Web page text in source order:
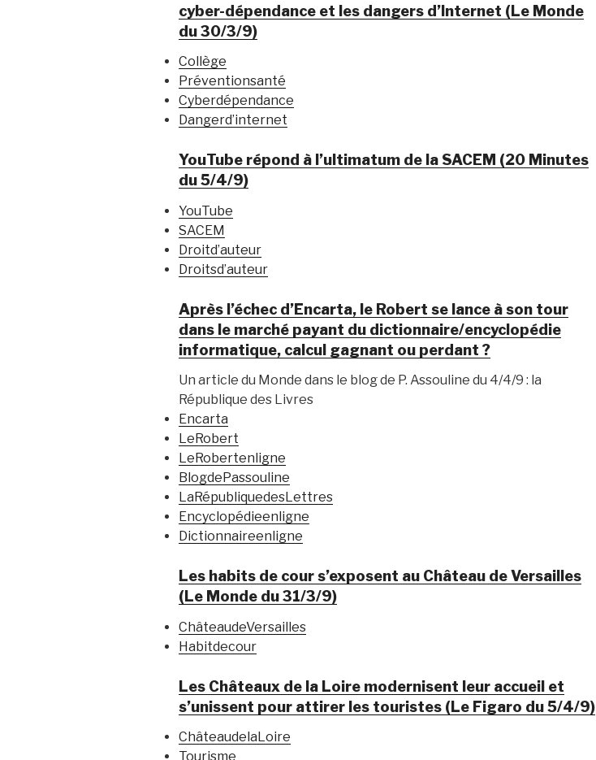
cyber-dépendance et les dangers d’Internet (Le Monde
du 30/3/9)
Collège
Préventionsanté
Cyberdépendance
Dangerd’internet
YouTube répond à l’ultimatum de la SACEM (20 Minutes
du 5/4/9)
YouTube
SACEM
Droitd’auteur
Droitsd’auteur
Après l’échec d’Encarta, le Robert se lance à son tour
dans le marché payant du dictionnaire/encyclopédie
informatique, calcul gagnant ou perdant ?
Un article du Monde dans le blog de P. Assouline du 4/4/9 : la
République des Livres
Encarta
LeRobert
LeRobertenligne
BlogdePassouline
LaRépubliquedesLettres
Encyclopédieenligne
Dictionnaireenligne
Les habits de cour s’exposent au Château de Versailles
(Le Monde du 31/3/9)
ChâteaudeVersailles
Habitdecour
Les Châteaux de la Loire modernisent leur accueil et
s’unissent pour attirer les touristes (Le Figaro du 5/4/9)
ChâteaudelaLoire
Tourisme